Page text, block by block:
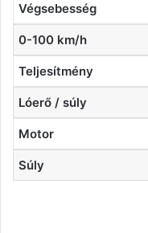
Végsebesség
0-100 km/h
Teljesítmény
Lóerő / súly
Motor
Súly